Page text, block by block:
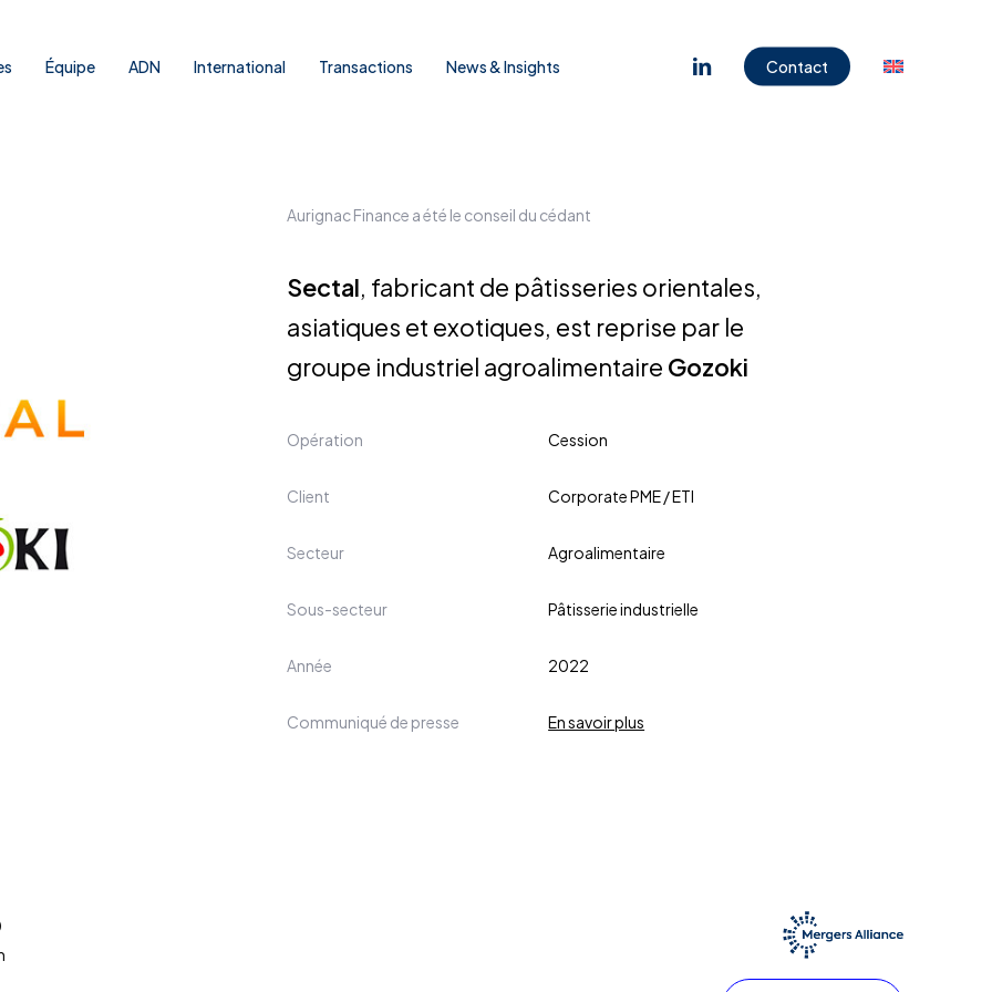
Équipe ADN International Transactions News & Insights linkedin Contact
Aurignac Finance a été le conseil du cédant
Sectal, fabricant de pâtisseries orientales,
asiatiques et exotiques, est reprise par le
groupe industriel agroalimentaire Gozoki
Opération Cession
Client Corporate PME / ETI
Secteur Agroalimentaire
Sous-secteur Pâtisserie industrielle
Année 2022
Communiqué de presse En savoir plus